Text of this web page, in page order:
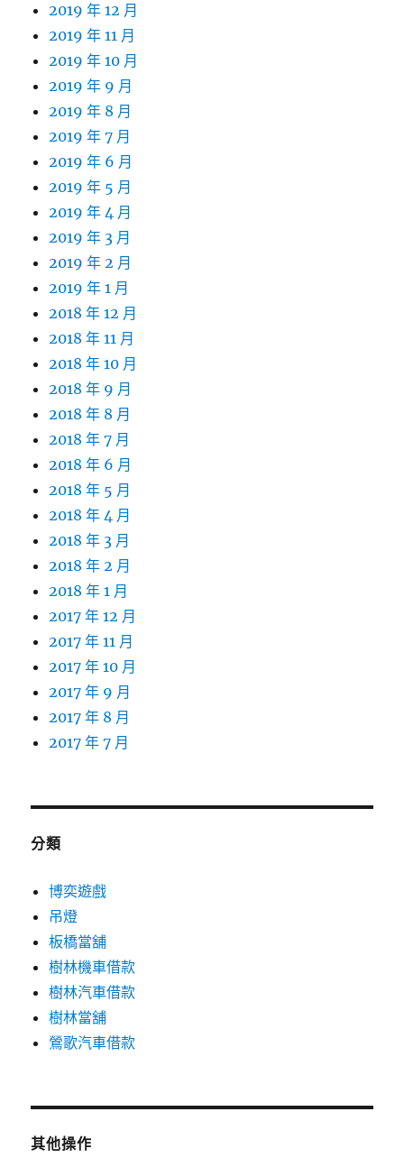
2019 年 12 月
2019 年 11 月
2019 年 10 月
2019 年 9 月
2019 年 8 月
2019 年 7 月
2019 年 6 月
2019 年 5 月
2019 年 4 月
2019 年 3 月
2019 年 2 月
2019 年 1 月
2018 年 12 月
2018 年 11 月
2018 年 10 月
2018 年 9 月
2018 年 8 月
2018 年 7 月
2018 年 6 月
2018 年 5 月
2018 年 4 月
2018 年 3 月
2018 年 2 月
2018 年 1 月
2017 年 12 月
2017 年 11 月
2017 年 10 月
2017 年 9 月
2017 年 8 月
2017 年 7 月
分類
博奕遊戲
吊燈
板橋當舖
樹林機車借款
樹林汽車借款
樹林當舖
鶯歌汽車借款
其他操作